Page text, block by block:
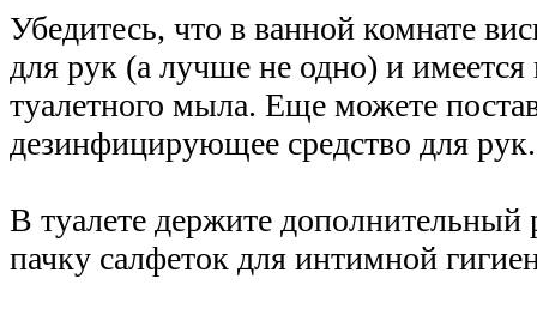
Убедитесь, что в ванной комнате
для рук (а лучше не одно) и
туалетного мыла. Еще можете
дезинфицирующее средство для рук.
В туалете держите
пачку салфеток для интимной